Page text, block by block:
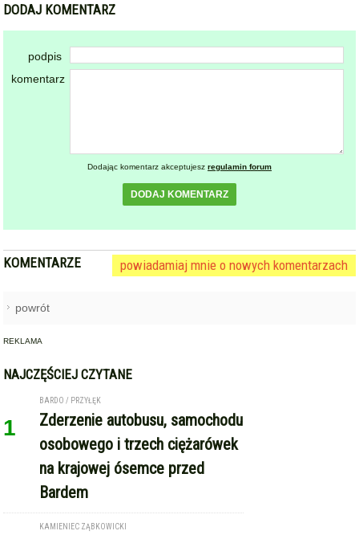
DODAJ KOMENTARZ
podpis
komentarz
Dodając komentarz akceptujesz regulamin forum
DODAJ KOMENTARZ
KOMENTARZE powiadamiaj mnie o nowych komentarzach
powrót
REKLAMA
NAJCZĘŚCIEJ CZYTANE
1
BARDO / PRZYŁĘK
Zderzenie autobusu, samochodu
osobowego i trzech ciężarówek
na krajowej ósemce przed
Bardem
KAMIENIEC ZĄBKOWICKI